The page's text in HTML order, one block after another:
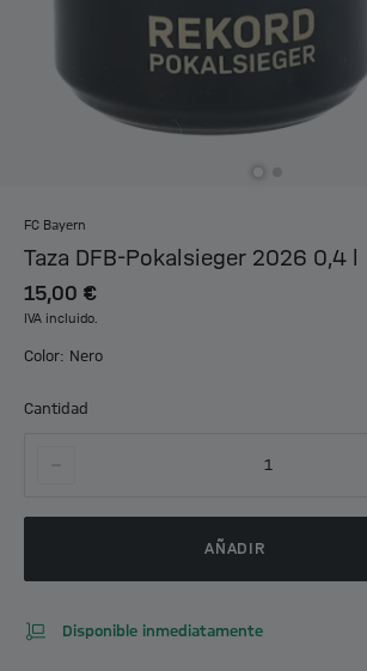
FC Bayern
Taza DFB-Pokalsieger 2026 0,4 l
15,00 €
IVA incluido.
Color: Nero
Cantidad
1
AÑADIR
Disponible inmediatamente